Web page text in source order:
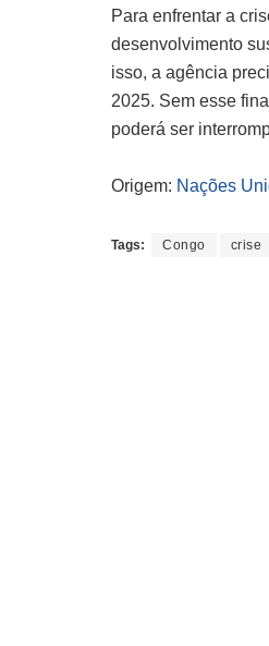
Para enfrentar a
desenvolvimento
isso, a agência
2025. Sem esse
poderá ser
Origem: Nações
Tags: Congo crise